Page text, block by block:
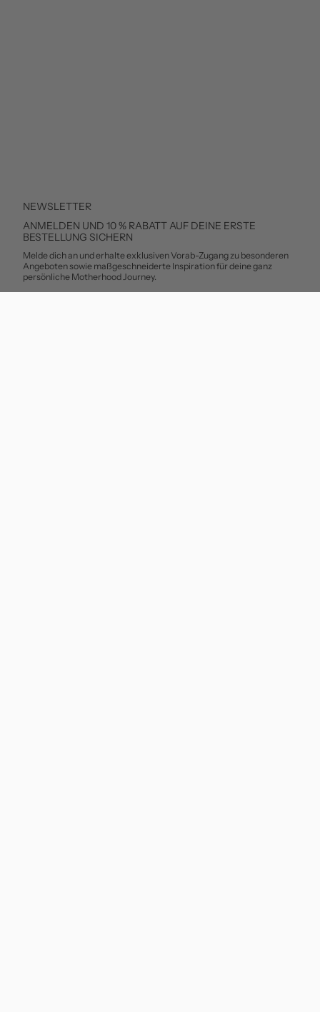
NEWSLETTER
ANMELDEN UND 10 % RABATT AUF DEINE ERSTE
BESTELLUNG SICHERN
Melde dich an und erhalte exklusiven Vorab-Zugang zu besonderen
Angeboten sowie maßgeschneiderte Inspiration für deine ganz
persönliche Motherhood Journey.